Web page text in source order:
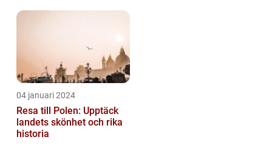
04 januari 2024
Resa till Polen: Upptäck
landets skönhet och rika
historia